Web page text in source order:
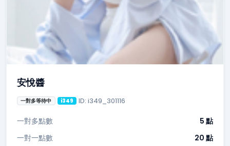
安悅醬
一對多等待中 i349 ID: i349_301116
一對多點數
5 點
一對一點數
20 點